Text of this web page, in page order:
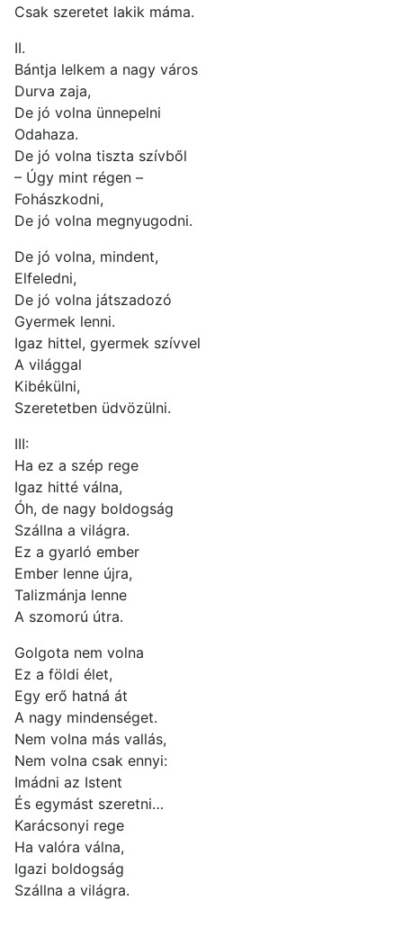
Csak szeretet lakik máma.
II.
Bántja lelkem a nagy város
Durva zaja,
De jó volna ünnepelni
Odahaza.
De jó volna tiszta szívből
– Úgy mint régen –
Fohászkodni,
De jó volna megnyugodni.
De jó volna, mindent,
Elfeledni,
De jó volna játszadozó
Gyermek lenni.
Igaz hittel, gyermek szívvel
A világgal
Kibékülni,
Szeretetben üdvözülni.
III:
Ha ez a szép rege
Igaz hitté válna,
Óh, de nagy boldogság
Szállna a világra.
Ez a gyarló ember
Ember lenne újra,
Talizmánja lenne
A szomorú útra.
Golgota nem volna
Ez a földi élet,
Egy erő hatná át
A nagy mindenséget.
Nem volna más vallás,
Nem volna csak ennyi:
Imádni az Istent
És egymást szeretni…
Karácsonyi rege
Ha valóra válna,
Igazi boldogság
Szállna a világra.